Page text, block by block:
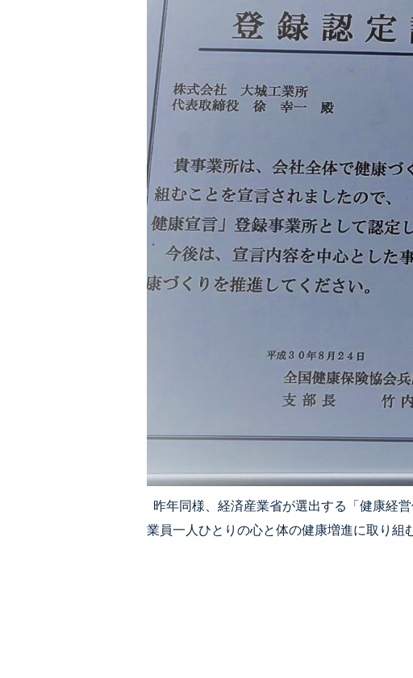
昨年同様、経済産業省が選出する「健康経
業員一人ひとりの心と体の健康増進に取り組